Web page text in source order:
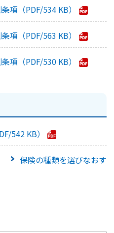
項 534 KB
項 563 KB
項 530 KB
542 KB
保険の種類を選びなおす